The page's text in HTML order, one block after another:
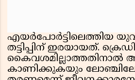
എയര്‍പോര്‍ട്ടിലെത്തിയ
തട്ടിപ്പിന് ഇരയായത്.
കൈവശമില്ലാത്തതിനാല്‍
കാണിക്കുകയും